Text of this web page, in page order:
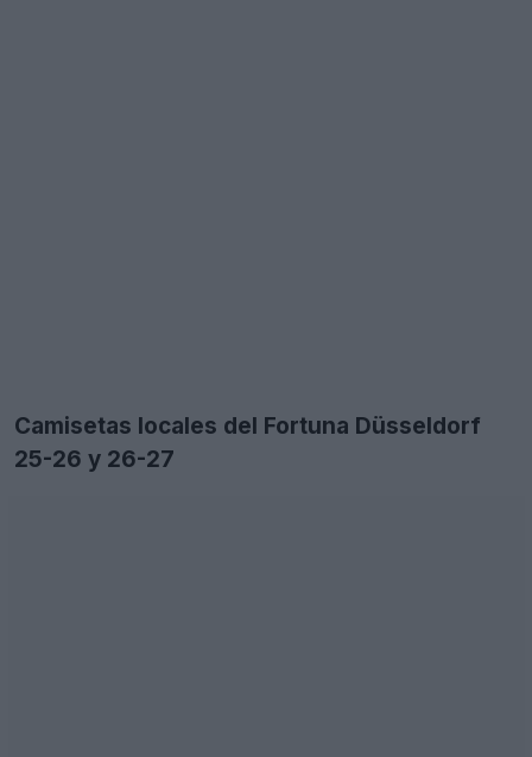
Camisetas locales del Fortuna Düsseldorf
25-26 y 26-27